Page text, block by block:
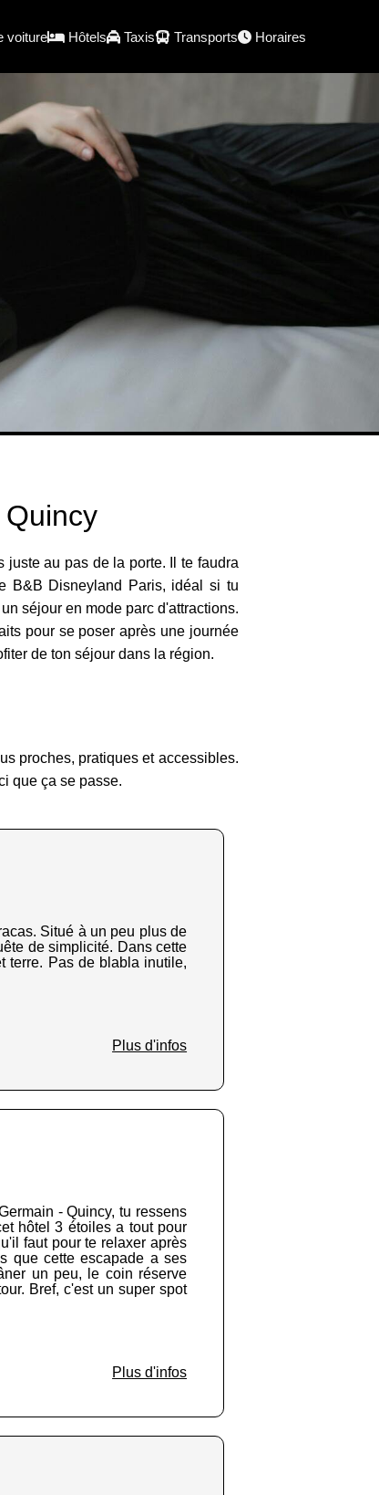
voiture Hôtels Taxis Transports Horaires
juste au pas de la porte. Il te faudra
B&B Disneyland Paris, idéal si tu
séjour en mode parc d'attractions.
pour se poser après une journée
de ton séjour dans la région.
proches, pratiques et accessibles.
que ça se passe.
Situé à un peu plus de
de simplicité. Dans cette
terre. Pas de blabla inutile,
Plus d'infos
- Quincy, tu ressens
hôtel 3 étoiles a tout pour
faut pour te relaxer après
que cette escapade a ses
un peu, le coin réserve
Bref, c'est un super spot
Plus d'infos